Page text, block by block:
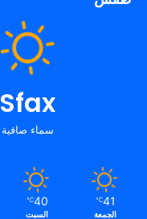
Sfax
سماء صافية
41
℃
الجمعة
40
℃
السبت